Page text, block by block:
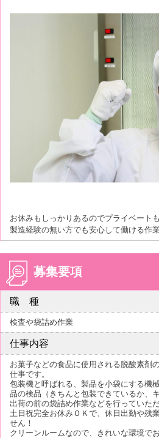
お休みもしっかりあるのでプライベート
製造経験の無い方でも安心して働ける作
募集要項
職 種
検査や袋詰め作業
仕事内容
お菓子などの食品に使用される脱酸素剤
仕事です。
包装機と呼ばれる、製品を小袋にする機
品の検品（きちんと包装できているか、
出荷の前の袋詰め作業などを行っていただ
土日祝完全お休みＯＫで、休日出勤や残
せん！
クリーンルームなので、きれいな環境で